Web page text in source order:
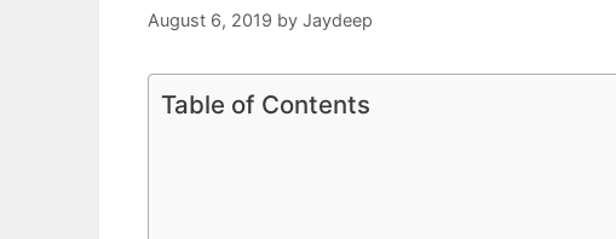
August 6, 2019 by Jaydeep
Table of Contents